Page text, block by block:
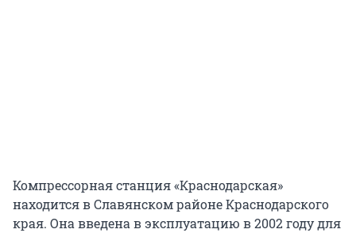
Компрессорная станция «Краснодарская»
находится в Славянском районе Краснодарского
края. Она введена в эксплуатацию в 2002 году для